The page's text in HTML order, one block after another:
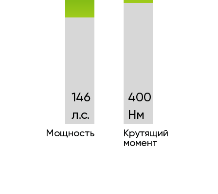
146
л.с.
Мощность
400
Нм
Крутящий
момент